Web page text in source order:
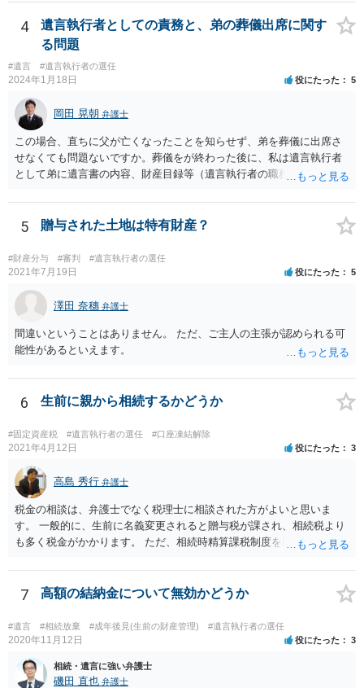
4
遺言執行者としての責務と、弟の葬儀出席に関す
る問題
#遺言 #遺言執行者の選任
2024年1月18日 役にたった 5
岡田 晃朝 弁護士
この場合、直ちに父が亡くなったことを知らせず、弟を葬儀に出席さ
せなくても問題ないですか。葬儀をが終わった後に、私は遺言執行者
として弟に遺言書の内容、財産目録等（遺言執行者の職務）を知らせ
るかは喪主の自由です。 呼ばなくてもかまいません。 そもそも、そう
いう法律関係にありません。 遺言の内容と遺産の総額の通知、公正証
で、対応しましょう。 そのあとは遺留分の請求などがあればそれへの
対応となるでしょう。
5 贈与された土地は特有財産？
#財産分与 #審判 #遺言執行者の選任
2021年7月19日 役にたった 5
澤田 奈穗 弁護士
間違いということはありません。 ただ、ご主人の主張が認められる可
能性があるといえます。
6 生前に親から相続するかどうか
#固定資産税 #遺言執行者の選任 #口座凍結解除
2021年4月12日 役にたった 3
高島 秀行 弁護士
税金の相談は、弁護士でなく税理士に相談された方がよいと思いま
す。 一般的に、生前に名義変更されると贈与税が課され、相続税より
も多く税金がかかります。 ただ、相続時精算課税制度を取れば、実質
ういう場合にどれくらい税金がかかるか計算してもらって どういう方
針を取るか決められたらよいと思います。
7 高額の結納金について無効かどうか
#遺言 #相続放棄 #成年後見(生前の財産管理) #遺言執行者の選任
2020年11月12日 役にたった 3
相続・遺言に強い弁護士
磯田 直也 弁護士